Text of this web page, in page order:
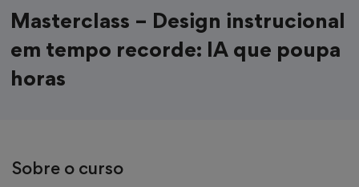
Masterclass – Design instrucional
em tempo recorde: IA que poupa
horas
Sobre o curso